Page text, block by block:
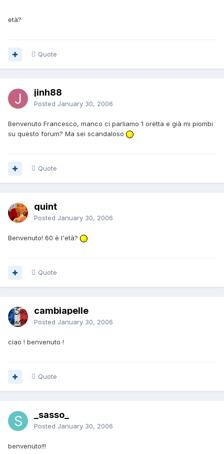
età?
Quote
jinh88
Posted January 30, 2006
Benvenuto Francesco, manco ci parliamo 1 oretta e già mi piombi
su questo forum? Ma sei scandaloso
Quote
quint
Posted January 30, 2006
Benvenuto! 60 è l'età?
Quote
cambiapelle
Posted January 30, 2006
ciao ! benvenuto !
Quote
_sasso_
Posted January 30, 2006
benvenuto!!!